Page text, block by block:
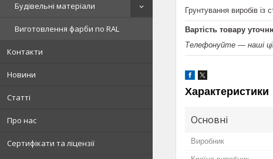
Будівельні матеріали
Виготовлення фарби по RAL
Контакти
Новини
Статті
Про нас
Сертифікати та ліцензії
Грунтування виробів
Вартість товару
Телефонуйте — наші
Характеристики
Основні
Виробник